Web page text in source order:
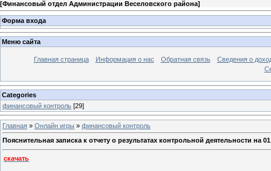
[Финансовый отдел Администрации Веселовского района]
Форма входа
Меню сайта
Главная страница Информация о нас Обратная связь
Сведения о
Categories
финансовый контроль [29]
Главная » Онлайн игры » финансовый контроль
Пояснительная записка к отчету о результатах контрольной деятельности на
скачать